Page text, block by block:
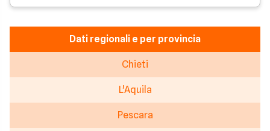
Dati regionali e per provincia
Chieti
L'Aquila
Pescara